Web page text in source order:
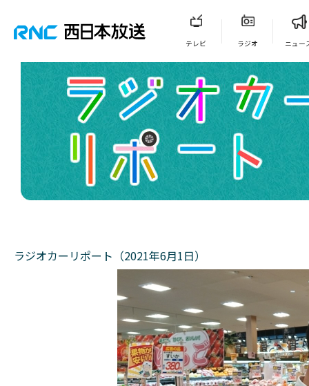
テレビ ラジオ ニュー
ラジオカーリポート（2021年6月1日）